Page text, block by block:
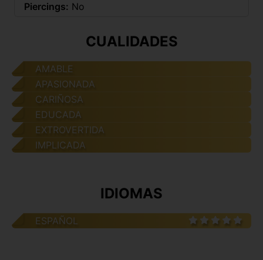
Piercings: No
CUALIDADES
AMABLE
APASIONADA
CARIÑOSA
EDUCADA
EXTROVERTIDA
IMPLICADA
IDIOMAS
ESPAÑOL